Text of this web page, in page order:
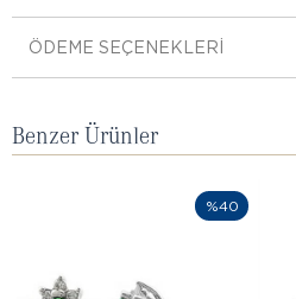
ÖDEME SEÇENEKLERI
Benzer Ürünler
%40